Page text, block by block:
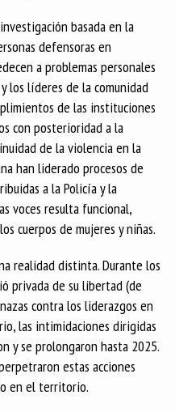
basada en la
defensoras en
a problemas personales
los líderes de la comunidad
de las instituciones
con posterioridad a la
de la violencia en la
han liderado procesos de
a la Policía y la
voces resulta funcional,
cuerpos de mujeres y niñas.
realidad distinta. Durante los
privada de su libertad (de
contra los liderazgos en
las intimidaciones dirigidas
y se prolongaron hasta 2025.
estas acciones
en el territorio.